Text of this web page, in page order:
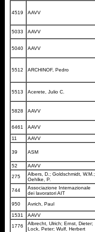
4519 AAVV
5033 AAVV
5040 AAVV
5512 ARCHINOF, Pedro
5513 Acerete, Julio C.
5828 AAVV
6461 AAVV
11 AAVV
39 ASM
52
AAVV
275
Albers, D.; Goldschmidt, W.M.;
Oehlke, P.
744
Associazione Internazionale
dei lavoratori AIT
950 Avrich, Paul
1531 AAVV
1776
Albrecht, Ulrich; Ernst, Dieter;
Lock, Peter; Wulf, Herbert